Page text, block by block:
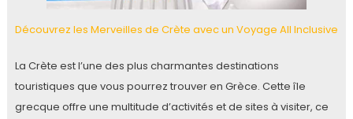
Découvrez les Merveilles de Crète avec un Voyage All Inclusive
La Crète est l’une des plus charmantes destinations
touristiques que vous pourrez trouver en Grèce. Cette île
grecque offre une multitude d’activités et de sites à visiter, ce